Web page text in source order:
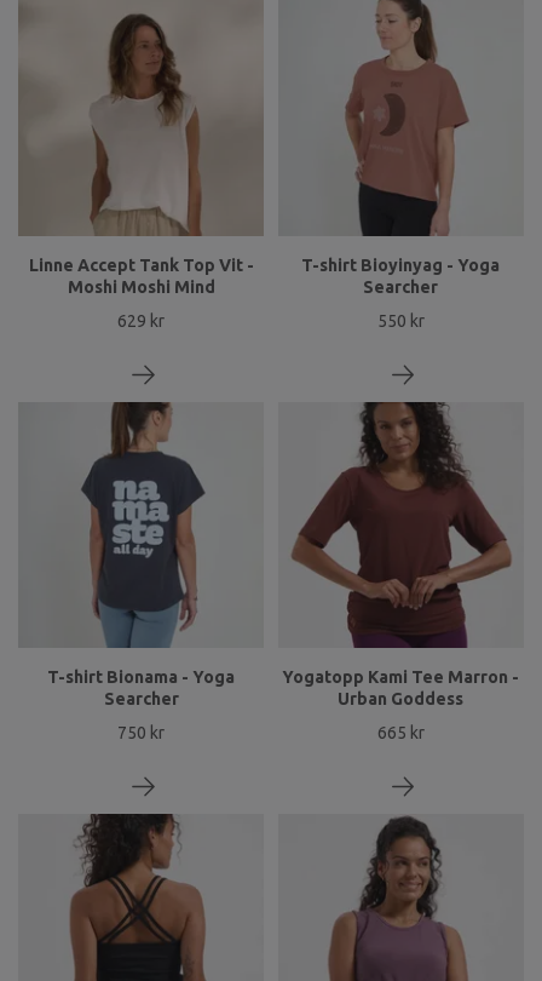
Linne Accept Tank Top Vit -
Moshi Moshi Mind
629 kr
T-shirt Bioyinyag - Yoga
Searcher
550 kr
T-shirt Bionama - Yoga
Searcher
750 kr
Yogatopp Kami Tee Marron -
Urban Goddess
665 kr